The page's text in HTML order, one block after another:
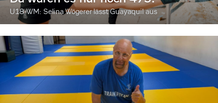
U18-WM: Selina Wögerer lässt Guayaquil aus